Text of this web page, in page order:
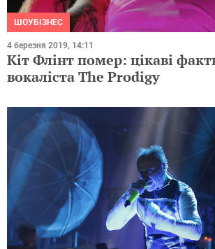
ШОУБІЗНЕС
4 березня 2019, 14:11
Кіт Флінт помер: цікаві
вокаліста The Prodigy